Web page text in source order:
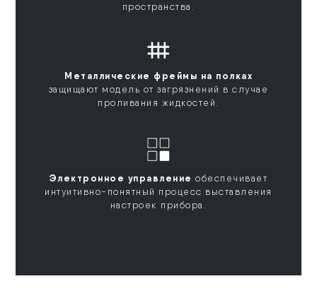
пространства.
Металлические фреймы на полках
защищают модель от загрязнений в случае
проливания жидкостей.
Электронное управление обеспечивает
интуитивно-понятный процесс выставления
настроек прибора.